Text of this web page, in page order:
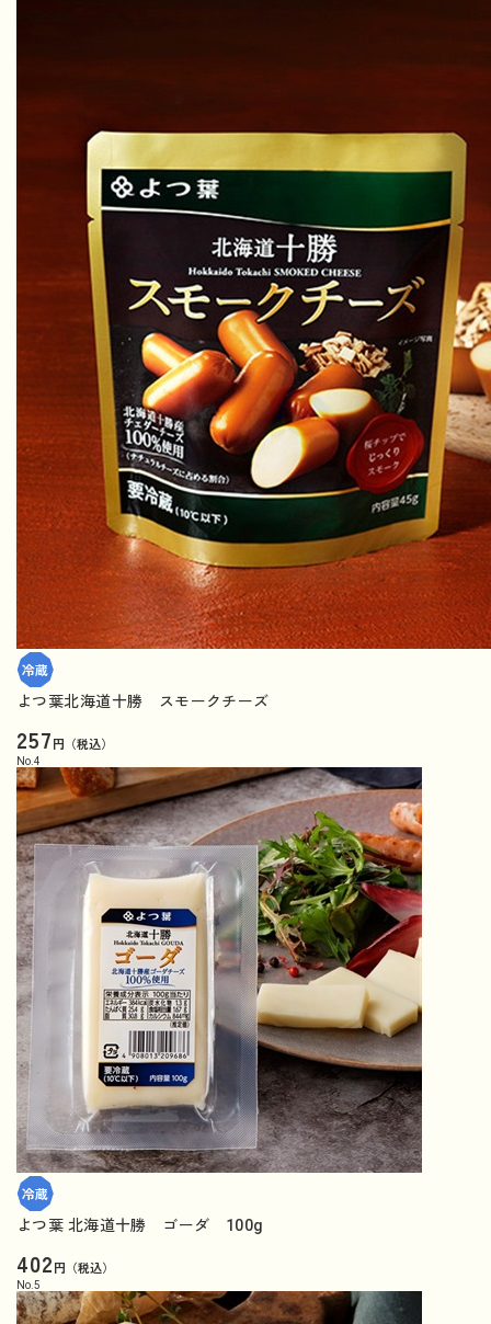
よつ葉北海道十勝 スモークチーズ
257円（税込）
No. 4
よつ葉 北海道十勝 ゴーダ 100g
402円（税込）
No. 5